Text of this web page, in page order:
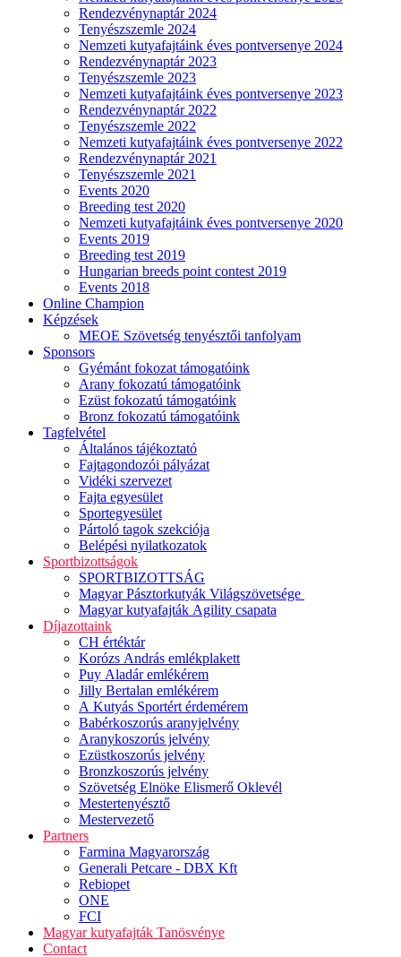
Rendezvénynaptár 2024
Tenyészszemle 2024
Nemzeti kutyafajtáink éves pontversenye 2024
Rendezvénynaptár 2023
Tenyészszemle 2023
Nemzeti kutyafajtáink éves pontversenye 2023
Rendezvénynaptár 2022
Tenyészszemle 2022
Nemzeti kutyafajtáink éves pontversenye 2022
Rendezvénynaptár 2021
Tenyészszemle 2021
Events 2020
Breeding test 2020
Nemzeti kutyafajtáink éves pontversenye 2020
Events 2019
Breeding test 2019
Hungarian breeds point contest 2019
Events 2018
Online Champion
Képzések
MEOE Szövetség tenyésztői tanfolyam
Sponsors
Gyémánt fokozat támogatóink
Arany fokozatú támogatóink
Ezüst fokozatú támogatóink
Bronz fokozatú támogatóink
Tagfelvétel
Általános tájékoztató
Fajtagondozói pályázat
Vidéki szervezet
Fajta egyesület
Sportegyesület
Pártoló tagok szekciója
Belépési nyilatkozatok
Sportbizottságok
SPORTBIZOTTSÁG
Magyar Pásztorkutyák Világszövetsége
Magyar kutyafajták Agility csapata
Díjazottaink
CH értéktár
Korózs András emlékplakett
Puy Aladár emlékérem
Jilly Bertalan emlékérem
A Kutyás Sportért érdemérem
Babérkoszorús aranyjelvény
Aranykoszorús jelvény
Ezüstkoszorús jelvény
Bronzkoszorús jelvény
Szövetség Elnöke Elismerő Oklevél
Mestertenyésztő
Mestervezető
Partners
Farmina Magyarország
Generali Petcare - DBX Kft
Rebiopet
ONE
FCI
Magyar kutyafajták Tanösvénye
Contact